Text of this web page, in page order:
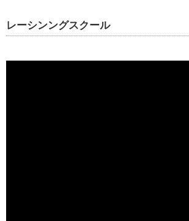
レーシンングスクール